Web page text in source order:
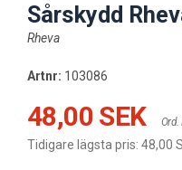
Sårskydd
Rheva
Artnr: 103086
48,00 SEK Ord.
Tidigare lägsta pris: 48,00